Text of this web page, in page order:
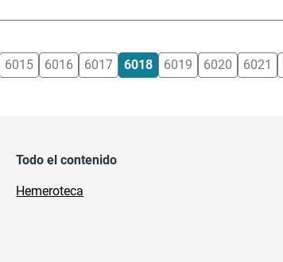
6015 6016 6017 6018 6019 6020 6021
Todo el contenido
Hemeroteca